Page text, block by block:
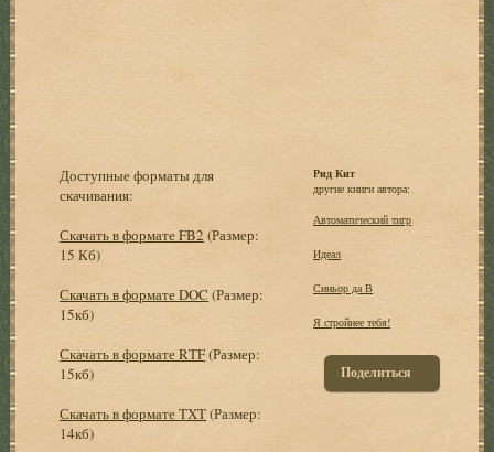
Доступные форматы для
скачивания:
Скачать в формате FB2 (Размер:
15 Кб)
Скачать в формате DOC (Размер:
15кб)
Скачать в формате RTF(Размер:
15кб)
Скачать в формате TXT(Размер:
14кб)
Рид Кит
другие книги автора:
Автоматический тигр
Идеал
Синьор да В
Я стройнее тебя!
Поделиться